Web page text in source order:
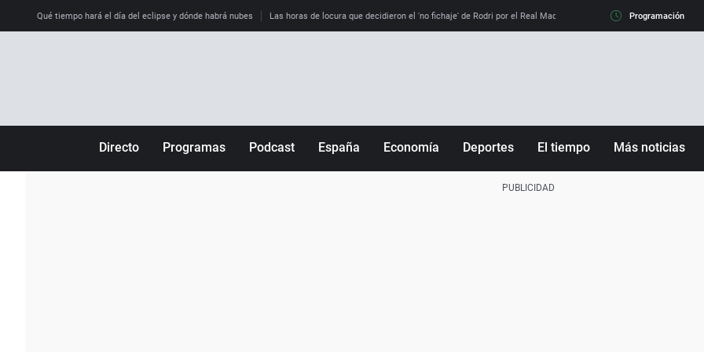
Qué tiempo hará el día del eclipse y dónde habrá nubes Las horas de locura que decidieron el 'no fichaje' de Rodri por el Real Madrid y su 'sí' al Barça La llamada
Programación
Directo Programas Podcast España Economía Deportes El tiempo Más noticias